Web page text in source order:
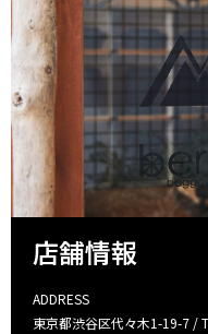
店舗情報
ADDRESS
東京都渋谷区代々木1-19-7 /